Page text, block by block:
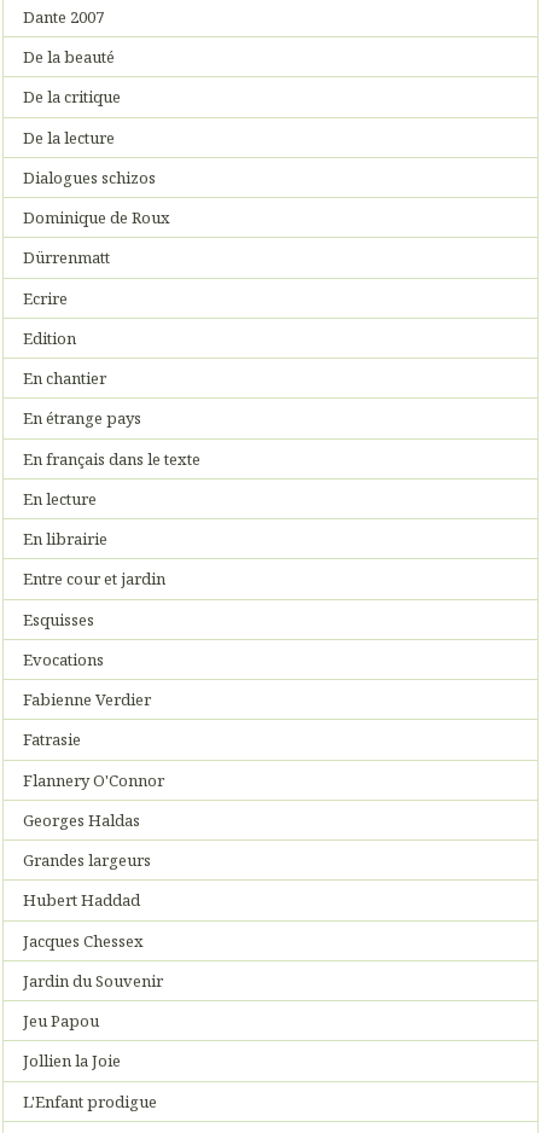
Dante 2007
De la beauté
De la critique
De la lecture
Dialogues schizos
Dominique de Roux
Dürrenmatt
Ecrire
Edition
En chantier
En étrange pays
En français dans le texte
En lecture
En librairie
Entre cour et jardin
Esquisses
Evocations
Fabienne Verdier
Fatrasie
Flannery O'Connor
Georges Haldas
Grandes largeurs
Hubert Haddad
Jacques Chessex
Jardin du Souvenir
Jeu Papou
Jollien la Joie
L'Enfant prodigue